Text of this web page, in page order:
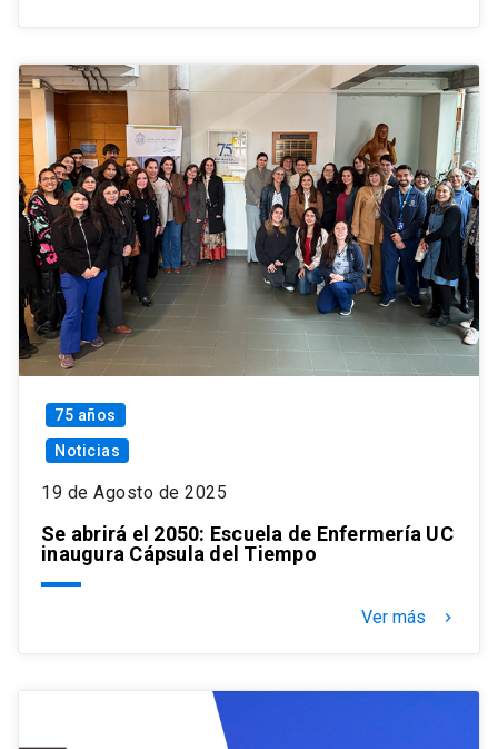
75 años
Noticias
19 de Agosto de 2025
Se abrirá el 2050: Escuela de Enfermería UC
inaugura Cápsula del Tiempo
Ver más keyboard_arrow_right